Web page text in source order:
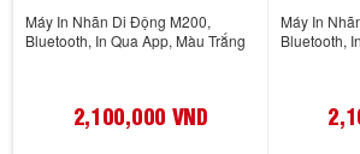
Máy In Nhãn Di Động M200,
Bluetooth, In Qua App, Màu Trắng
2,100,000 VND
Máy In
Bluetooth,